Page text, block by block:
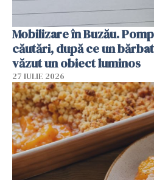
Mobilizare în Buzău.
căutări, după ce un bărbat
văzut un obiect luminos
27 IULIE 2026